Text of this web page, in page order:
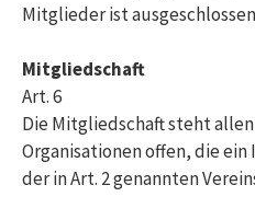
Mitglieder ist
Mitgliedschaft
Art. 6
Die Mitgliedschaft steht
Organisationen offen, die
der in Art. 2 genannten